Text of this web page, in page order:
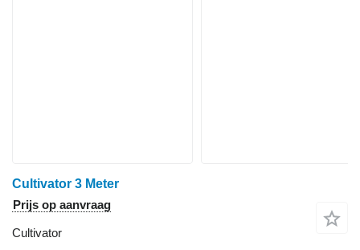
Cultivator 3 Meter
Prijs op aanvraag
Cultivator